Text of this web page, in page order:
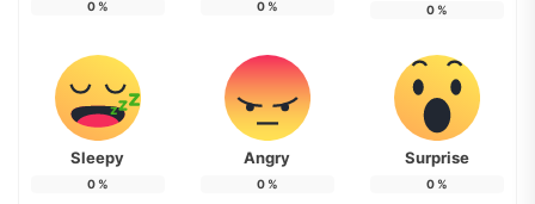
0% 0% 0%
Sleepy
0%
Angry
0%
Surprise
0%